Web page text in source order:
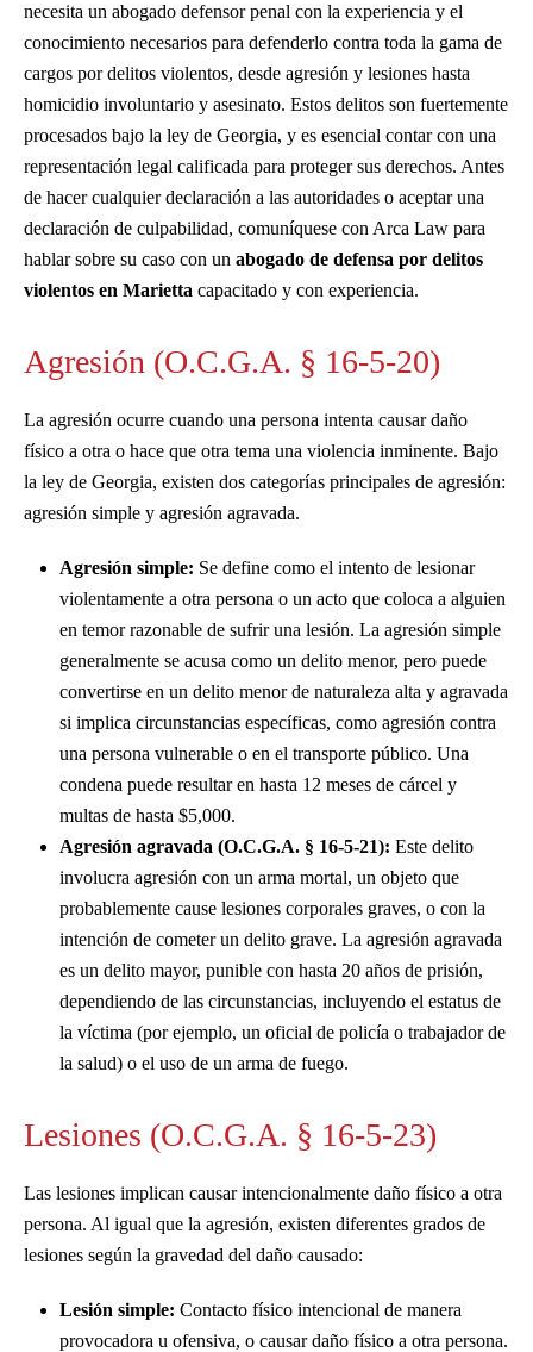
necesita un abogado defensor penal con la experiencia y el
conocimiento necesarios para defenderlo contra toda la gama de
cargos por delitos violentos, desde agresión y lesiones hasta
homicidio involuntario y asesinato. Estos delitos son fuertemente
procesados bajo la ley de Georgia, y es esencial contar con una
representación legal calificada para proteger sus derechos. Antes
de hacer cualquier declaración a las autoridades o aceptar una
declaración de culpabilidad, comuníquese con Arca Law para
hablar sobre su caso con un abogado de defensa por delitos
violentos en Marietta capacitado y con experiencia.
Agresión (O.C.G.A. § 16-5-20)
La agresión ocurre cuando una persona intenta causar daño
físico a otra o hace que otra tema una violencia inminente. Bajo
la ley de Georgia, existen dos categorías principales de agresión:
agresión simple y agresión agravada.
Agresión simple: Se define como el intento de lesionar
violentamente a otra persona o un acto que coloca a alguien
en temor razonable de sufrir una lesión. La agresión simple
generalmente se acusa como un delito menor, pero puede
convertirse en un delito menor de naturaleza alta y agravada
si implica circunstancias específicas, como agresión contra
una persona vulnerable o en el transporte público. Una
condena puede resultar en hasta 12 meses de cárcel y
multas de hasta $5,000.
Agresión agravada (O.C.G.A. § 16-5-21): Este delito
involucra agresión con un arma mortal, un objeto que
probablemente cause lesiones corporales graves, o con la
intención de cometer un delito grave. La agresión agravada
es un delito mayor, punible con hasta 20 años de prisión,
dependiendo de las circunstancias, incluyendo el estatus de
la víctima (por ejemplo, un oficial de policía o trabajador de
la salud) o el uso de un arma de fuego.
Lesiones (O.C.G.A. § 16-5-23)
Las lesiones implican causar intencionalmente daño físico a otra
persona. Al igual que la agresión, existen diferentes grados de
lesiones según la gravedad del daño causado:
Lesión simple: Contacto físico intencional de manera
provocadora u ofensiva, o causar daño físico a otra persona.